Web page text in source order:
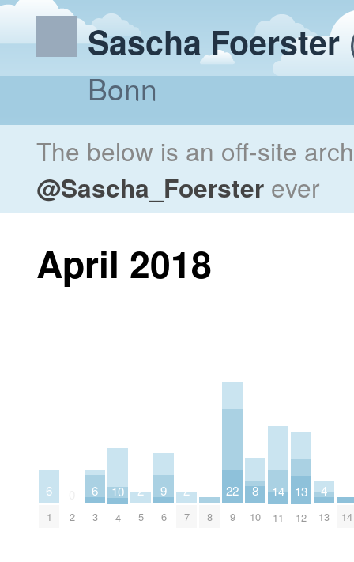
Sascha Foerster
Bonn
The below is an off-site
@Sascha_Foerster ever
April 2018
6
1 2
6
3
10
4
2
5
9
6
2
7 8
22
9
8
10
14
11
13
12
4
13 14